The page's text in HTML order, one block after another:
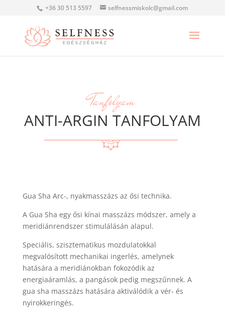
+36 30 513 5597 selfnessmiskolc@gmail.com
Tanfolyam
ANTI-ARGIN TANFOLYAM
Gua Sha Arc-, nyakmasszázs az ősi technika.
A Gua Sha egy ősi kínai masszázs módszer, amely a
meridiánrendszer stimulálásán alapul.
Speciális, szisztematikus mozdulatokkal
megvalósított mechanikai ingerlés, amelynek
hatására a meridiánokban fokozódik az
energiaáramlás, a pangások pedig megszűnnek. A
gua sha masszázs hatására aktiválódik a vér- és
nyirokkeringés.